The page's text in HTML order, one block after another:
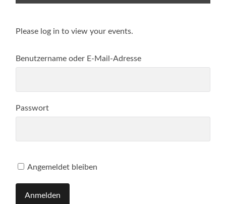
Please log in to view your events.
Benutzername oder E-Mail-Adresse
Passwort
Angemeldet bleiben